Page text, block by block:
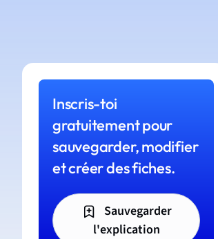
Inscris-toi
gratuitement pour
sauvegarder, modifier
et créer des fiches.
Sauvegarder
l'explication